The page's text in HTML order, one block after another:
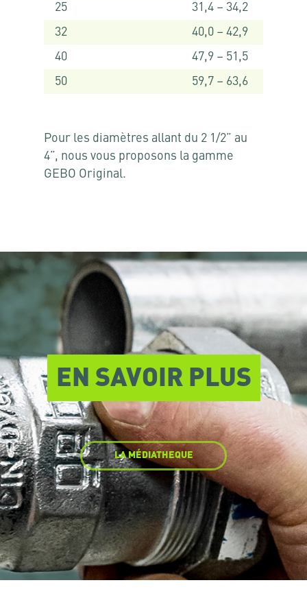
25
31,4 – 34,2
32
40,0 – 42,9
40
47,9 – 51,5
50
59,7 – 63,6
Pour les diamètres allant du 2 1/2” au
4”, nous vous proposons la gamme
GEBO Original.
EN SAVOIR PLUS
LA MÉDIATHEQUE